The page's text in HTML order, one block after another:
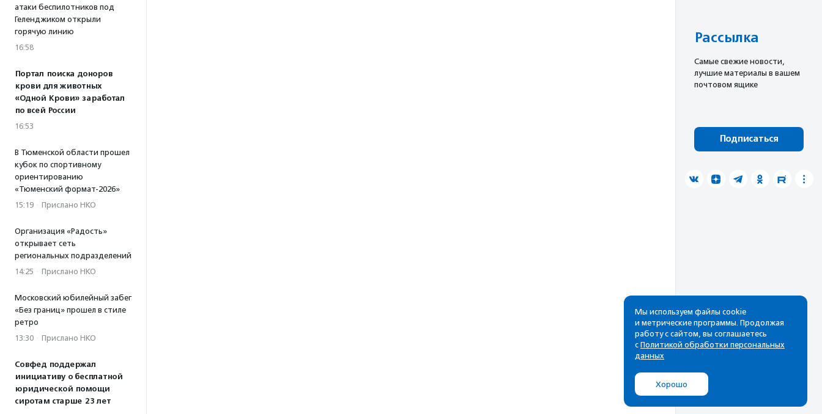
атаки беспилотников под
Геленджиком открыли
горячую линию
16:58
Портал поиска доноров
крови для животных
«Одной Крови» заработал
по всей России
16:53
В Тюменской области прошел
кубок по спортивному
ориентированию
«Тюменский формат-2026»
15:19 · Прислано НКО
Организация «Радость»
открывает сеть
региональных подразделений
14:25 · Прислано НКО
Московский юбилейный забег
«Без границ» прошел в стиле
ретро
13:30 · Прислано НКО
Совфед поддержал
инициативу о бесплатной
юридической помощи
сиротам старше 23 лет
Рассылка
Cамые свежие новости,
лучшие материалы в вашем
почтовом ящике
Подписаться
Мы используем файлы cookie
и метрические программы. Продолжая
работу с сайтом, вы соглашаетесь
с Политикой обработки персональных
данных
Хорошо